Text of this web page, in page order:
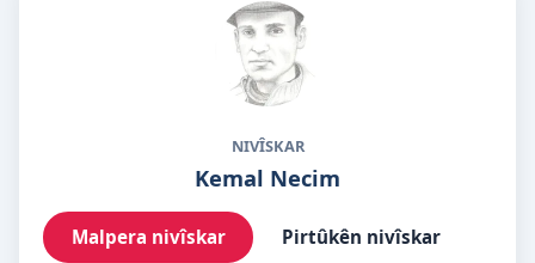
NIVÎSKAR
Kemal Necim
Malpera nivîskar Pirtûkên nivîskar